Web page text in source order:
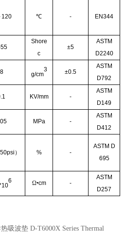
吸波垫 D-T6000X Series Thermal
1 20 ℃ - EN344
55
Shore
c
±5
ASTM
D2240
8 g/cm
3 ±0.5
ASTM
D792
KV/mm -
ASTM
D149
MPa -
ASTM
D412
） % -
ASTM D
695
6 Ω•cm -
ASTM
D257